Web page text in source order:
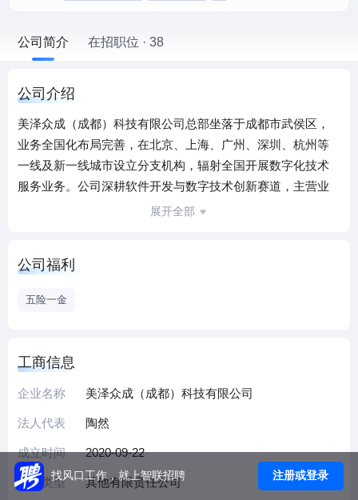
公司简介 在招职位 · 38
公司介绍
美泽众成（成都）科技有限公司总部坐落于成都市武侯区，
业务全国化布局完善，在北京、上海、广州、深圳、杭州等
一线及新一线城市设立分支机构，辐射全国开展数字化技术
服务业务。公司深耕软件开发与数字技术创新赛道，主营业
务包含人工智能应用开发、大数据服务、云计算技术赋能、
分析、信息化咨询领域，服务工业互联网、数字文创、政企
化、跨平台数据交互核心能力，兼顾技术创新与市场落地。
现阶段全国各城市、各业务板块同步开启人才招聘，秉持开
放协作的团队理念，广纳行业英才，携手深耕数字科技领
域，共创行业新机遇。
展开全部
公司福利
五险一金
工商信息
企业名称 美泽众成（成都）科技有限公司
法人代表 陶然
成立时间 2020-09-22
企业类型 其他有限责任公司
找风口工作，就上智联招聘 注册或登录